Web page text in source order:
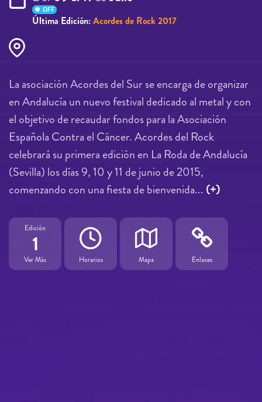
OFF
Última Edición:Acordes de Rock 2017
La asociación Acordes del Sur se encarga de organizar
en Andalucía un nuevo festival dedicado al metal y con
el objetivo de recaudar fondos para la Asociación
Española Contra el Cáncer. Acordes del Rock
celebrará su primera edición en La Roda de Andalucía
(Sevilla) los días 9, 10 y 11 de junio de 2015,
comenzando con una fiesta de bienvenida... (+)
Edición
1
Ver Más Horarios Mapa Enlaces